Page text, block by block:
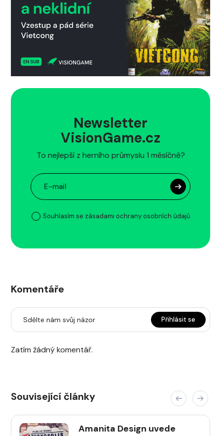
Newsletter
VisionGame.cz
To nejlepší z herního průmyslu 1 měsíčně?
Souhlasím se zásadami ochrany osobních údajů
Komentáře
Sdělte nám svůj názor Přihlásit se
Zatím žádný komentář.
Související články
Amanita Design uvede